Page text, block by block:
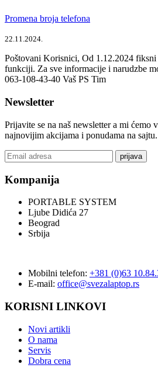
Promena broja telefona
22.11.2024.
Poštovani Korisnici, Od 1.12.2024
funkciji. Za sve informacije i narudzbe
063-108-43-40 Vaš PS Tim
Newsletter
Prijavite se na naš newsletter a mi ćemo
najnovijim akcijama i ponudama na sajtu.
prijava
Kompanija
PORTABLE SYSTEM
Ljube Didića 27
Beograd
Srbija
Mobilni telefon: +381 (0)63
E-mail: office@svezalaptop.rs
KORISNI LINKOVI
Novi artikli
O nama
Servis
Dobra cena